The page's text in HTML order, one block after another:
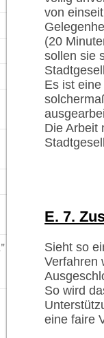
von
(20
sollen sie
Es ist
Die Arbeit
E. 7.
Sieht so
Verfahren
So wird
eine faire